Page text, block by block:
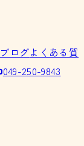
ブログよくある質
049-250-9843